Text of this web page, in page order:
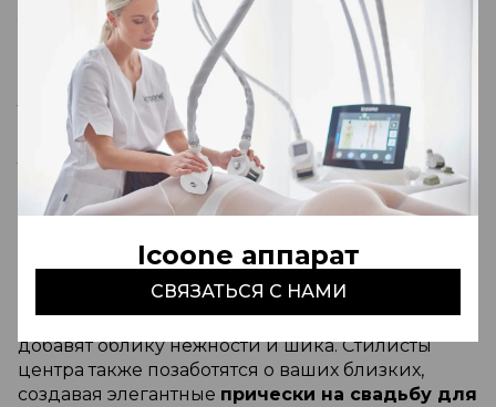
Icoone аппарат
СВЯЗАТЬСЯ С НАМИ
учитывая их текстуру и объем. Для
обладательниц классического стиля идеально
подойдутсвадебные прически на средние
волосы, в то время как для максимальной
торжественности мастера предложат
величественные композиции на длинные
локоны.
Если вы предпочитаете статусность,
станет идеальным завершением
королевского образа. Обладательницам каре
мы предложим изысканныесвадебные
прически на короткие волосы, которые
добавят облику нежности и шика. Стилисты
центра также позаботятся о ваших близких,
создавая элегантные прически на свадьбу для